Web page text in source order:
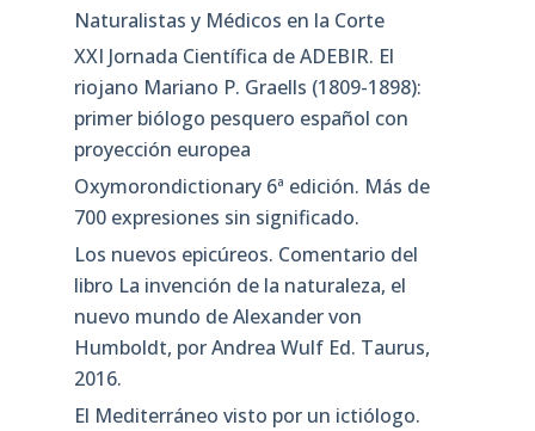
Naturalistas y Médicos en la Corte
XXI Jornada Científica de ADEBIR. El
riojano Mariano P. Graells (1809-1898):
primer biólogo pesquero español con
proyección europea
Oxymorondictionary 6ª edición. Más de
700 expresiones sin significado.
Los nuevos epicúreos. Comentario del
libro La invención de la naturaleza, el
nuevo mundo de Alexander von
Humboldt, por Andrea Wulf Ed. Taurus,
2016.
El Mediterráneo visto por un ictiólogo.